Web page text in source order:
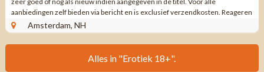
aanbiedingen zelf bieden via bericht en is exclusief verzendkosten. Reageren
via aanbieding ...
Amsterdam, NH
Alles in "Erotiek 18+".